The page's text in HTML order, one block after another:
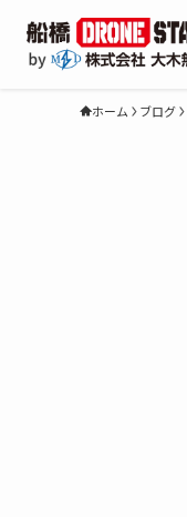
ホーム ブログ